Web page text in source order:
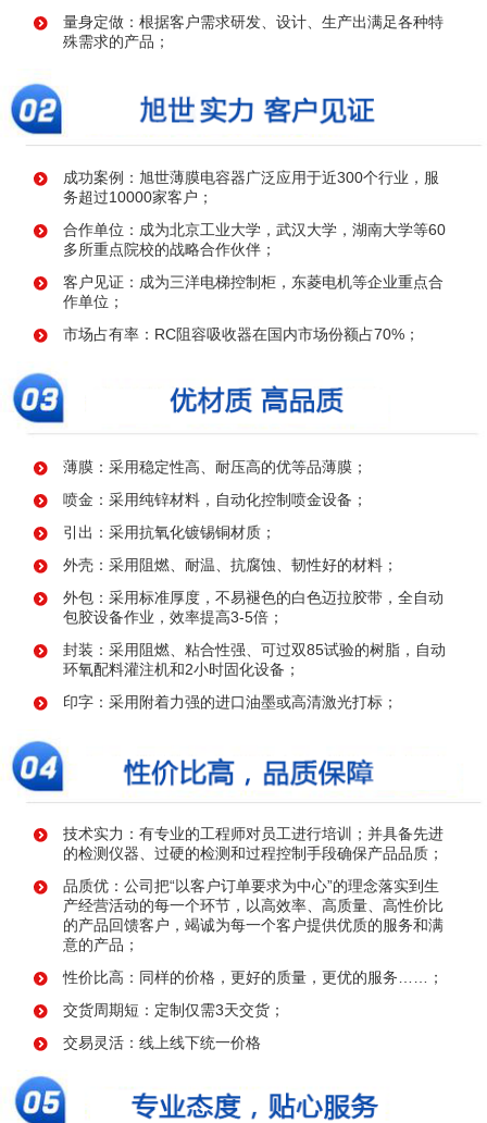
量身定做：根据客户需求研发、设计、生产出满足各种特
殊需求的产品；
成功案例：旭世薄膜电容器广泛应用于近300个行业，服
务超过10000家客户；
合作单位：成为北京工业大学，武汉大学，湖南大学等60
多所重点院校的战略合作伙伴；
客户见证：成为三洋电梯控制柜，东菱电机等企业重点合
作单位；
市场占有率：RC阻容吸收器在国内市场份额占70%；
薄膜：采用稳定性高、耐压高的优等品薄膜；
喷金：采用纯锌材料，自动化控制喷金设备；
引出：采用抗氧化镀锡铜材质；
外壳：采用阻燃、耐温、抗腐蚀、韧性好的材料；
外包：采用标准厚度，不易褪色的白色迈拉胶带，全自动
包胶设备作业，效率提高3-5倍；
封装：采用阻燃、粘合性强、可过双85试验的树脂，自动
环氧配料灌注机和2小时固化设备；
印字：采用附着力强的进口油墨或高清激光打标；
技术实力：有专业的工程师对员工进行培训；并具备先进
的检测仪器、过硬的检测和过程控制手段确保产品品质；
品质优：公司把“以客户订单要求为中心”的理念落实到生
产经营活动的每一个环节，以高效率、高质量、高性价比
的产品回馈客户，竭诚为每一个客户提供优质的服务和满
意的产品；
性价比高：同样的价格，更好的质量，更优的服务……；
交货周期短：定制仅需3天交货；
交易灵活：线上线下统一价格